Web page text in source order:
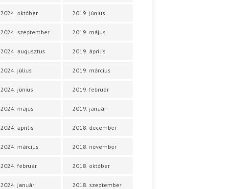
2024. október
2024. szeptember
2024. augusztus
2024. július
2024. június
2024. május
2024. április
2024. március
2024. február
2024. január
2019. június
2019. május
2019. április
2019. március
2019. február
2019. január
2018. december
2018. november
2018. október
2018. szeptember